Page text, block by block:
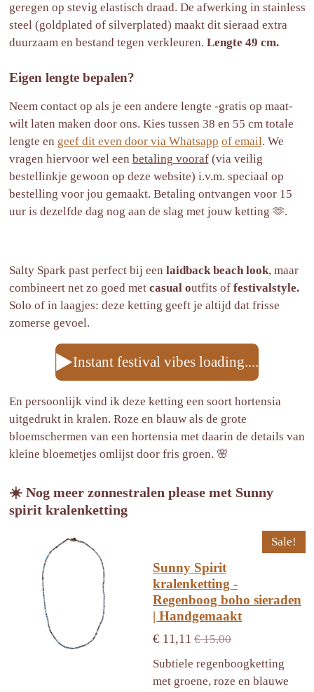
geregen op stevig elastisch draad. De afwerking in stainless
steel (goldplated of silverplated) maakt dit sieraad extra
duurzaam en bestand tegen verkleuren. Lengte 49 cm.
Eigen lengte bepalen?
Neem contact op als je een andere lengte -gratis op maat-
wilt laten maken door ons. Kies tussen 38 en 55 cm totale
lengte en geef dit even door via Whatsapp of email. We
vragen hiervoor wel een betaling vooraf(via veilig
bestellinkje gewoon op deze website) i.v.m. speciaal op
bestelling voor jou gemaakt. Betaling ontvangen voor 15
uur is dezelfde dag nog aan de slag met jouw ketting 🫶.
Salty Spark past perfect bij een laidback beach look, maar
combineert net zo goed met casual outfits offestivalstyle.
Solo of in laagjes: deze ketting geeft je altijd dat frisse
zomerse gevoel.
Instant festival vibes loading....
En persoonlijk vind ik deze ketting een soort hortensia
uitgedrukt in kralen. Roze en blauw als de grote
bloemschermen van een hortensia met daarin de details van
kleine bloemetjes omlijst door fris groen. 🌸
☀️ Nog meer zonnestralen please met Sunny
spirit kralenketting
Sale!
Sunny Spirit
kralenketting -
Regenboog boho sieraden
| Handgemaakt
€ 11,11 € 15,00
Subtiele regenboogketting
met groene, roze en blauwe